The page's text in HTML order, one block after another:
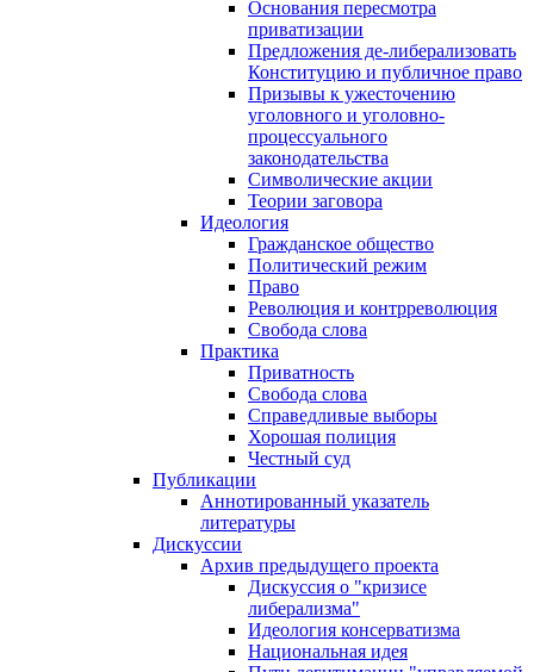
Основания пересмотра
приватизации
Предложения де-либерализовать
Конституцию и публичное право
Призывы к ужесточению
уголовного и уголовно-
процессуального
законодательства
Символические акции
Теории заговора
Идеология
Гражданское общество
Политический режим
Право
Революция и контрреволюция
Свобода слова
Практика
Приватность
Свобода слова
Справедливые выборы
Хорошая полиция
Честный суд
Публикации
Аннотированный указатель
литературы
Дискуссии
Архив предыдущего проекта
Дискуссия о "кризисе
либерализма"
Идеология консерватизма
Национальная идея